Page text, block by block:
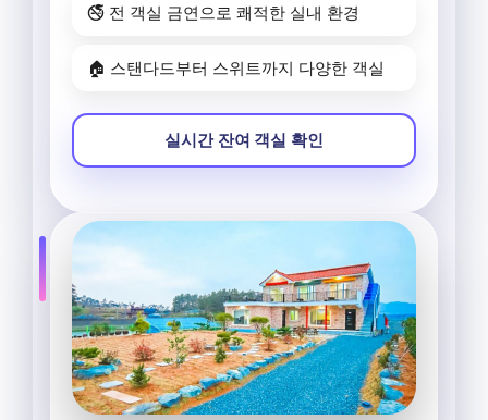
🚭 전 객실 금연으로 쾌적한 실내 환경
🏠 스탠다드부터 스위트까지 다양한 객실
실시간 잔여 객실 확인